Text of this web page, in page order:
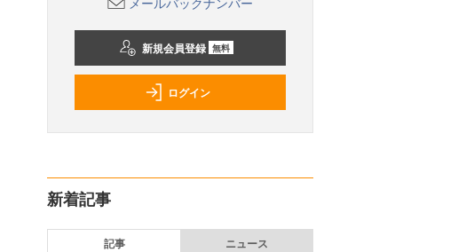
新規会員登録 無料
ログイン
新着記事
記事 ニュース